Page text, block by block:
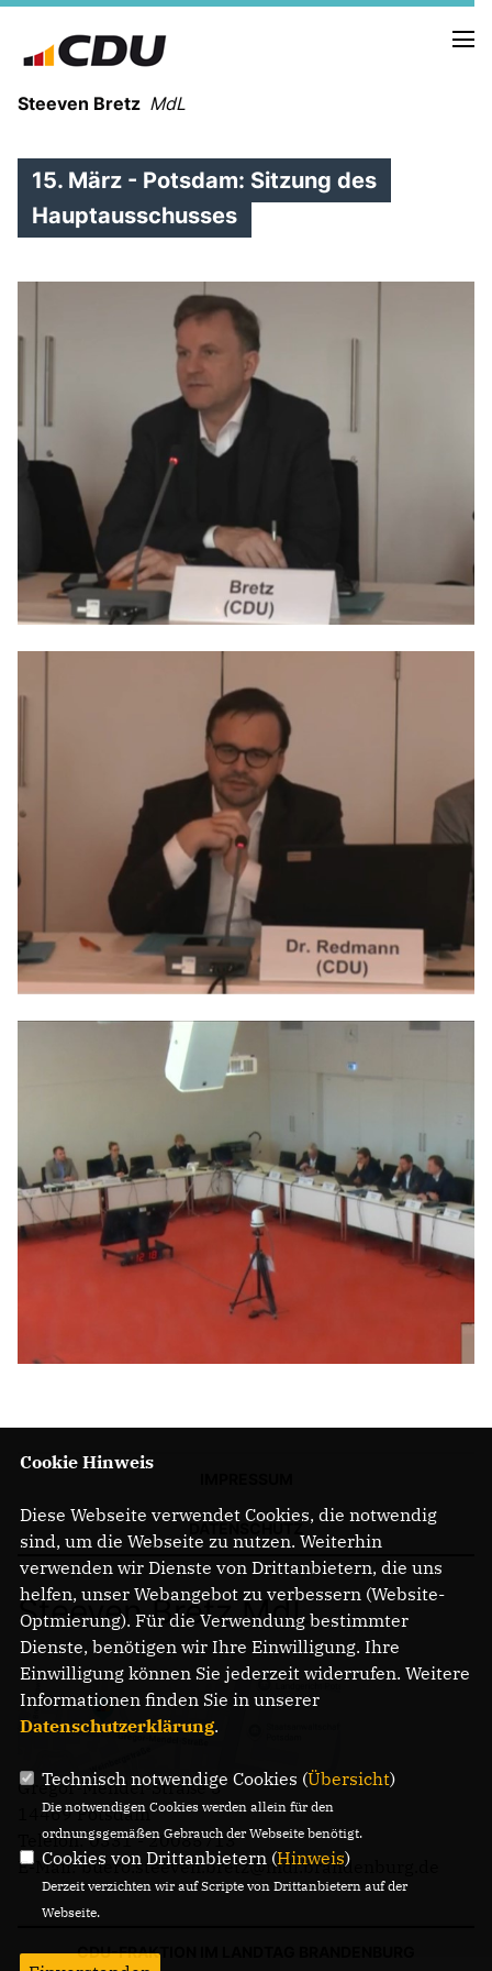
Steeven Bretz MdL
WAHLKREISBESUCHE
PRESSEFOTOS
MEIN BÜRGERBÜRO
MEIN WAHLKREIS
Kleine Anfragen
CDU Deutschland
CDU Potsdam
15. März - Potsdam: Sitzung des
Hauptausschusses
Steeven Bretz MdL
Gregor-Mendel-Straße 3
14469 Potsdam
Telefon: 0331 - 20085713
E-Mail: buero.steeven.bretz@mdl.brandenburg.de
CDU-FRAKTION IM LANDTAG BRANDENBURG
Cookie Hinweis
Diese Webseite verwendet Cookies, die notwendig
sind, um die Webseite zu nutzen. Weiterhin
verwenden wir Dienste von Drittanbietern, die uns
helfen, unser Webangebot zu verbessern (Website-
Optmierung). Für die Verwendung bestimmter
Dienste, benötigen wir Ihre Einwilligung. Ihre
Einwilligung können Sie jederzeit widerrufen. Weitere
Informationen finden Sie in unserer
Datenschutzerklärung.
Technisch notwendige Cookies (Übersicht)
Die notwendigen Cookies werden allein für den
ordnungsgemäßen Gebrauch der Webseite benötigt.
Cookies von Drittanbietern (Hinweis)
Derzeit verzichten wir auf Scripte von Drittanbietern auf der
Webseite.